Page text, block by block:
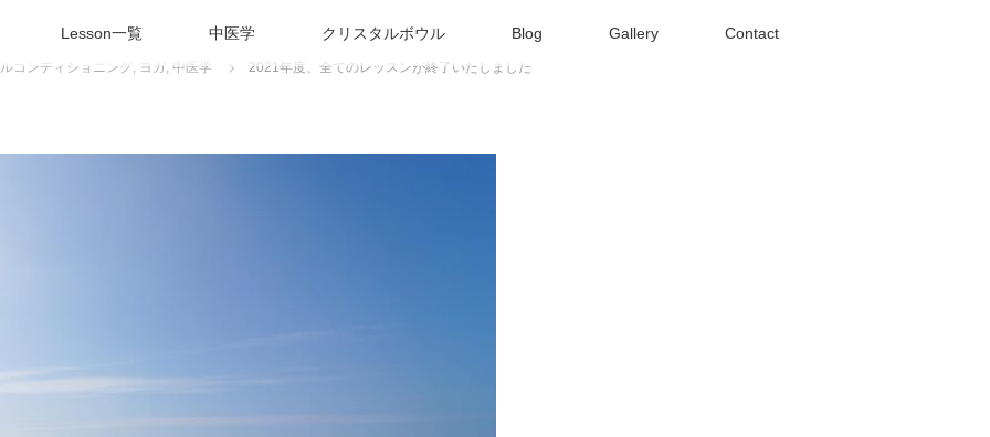
Lesson一覧 中医学 クリスタルボウル Blog Gallery Contact
コンディショニング , ヨガ , 中医学 2021年度、全てのレッスンが終了いたしました